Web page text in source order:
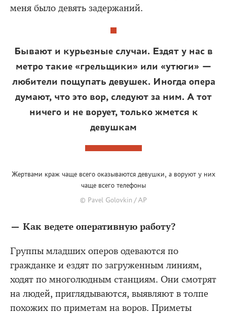
меня было девять задержаний.
Бывают и курьезные случаи. Ездят у нас в
метро такие «грельщики» или «утюги» —
любители пощупать девушек. Иногда опера
думают, что это вор, следуют за ним. А тот
ничего и не ворует, только жмется к
девушкам
Жертвами краж чаще всего оказываются девушки, а воруют у них
чаще всего телефоны
© Pavel Golovkin / AP
— Как ведете оперативную работу?
Группы младших оперов одеваются по
гражданке и ездят по загруженным линиям,
ходят по многолюдным станциям. Они смотрят
на людей, приглядываются, выявляют в толпе
похожих по приметам на воров. Приметы